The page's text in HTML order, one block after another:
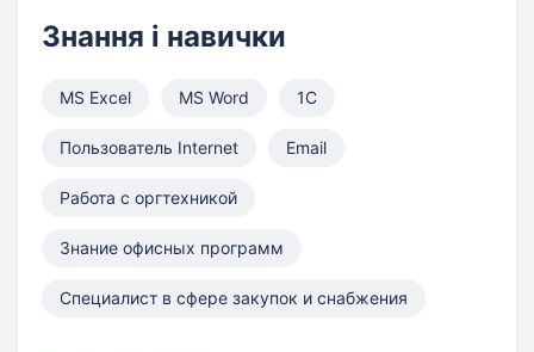
Знання і навички
MS Excel MS Word 1С
Пользователь Internet Email
Работа с оргтехникой
Знание офисных программ
Специалист в сфере закупок и снабжения